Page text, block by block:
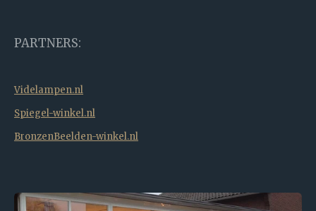
PARTNERS:
Videlampen.nl
Spiegel-winkel.nl
BronzenBeelden-winkel.nl